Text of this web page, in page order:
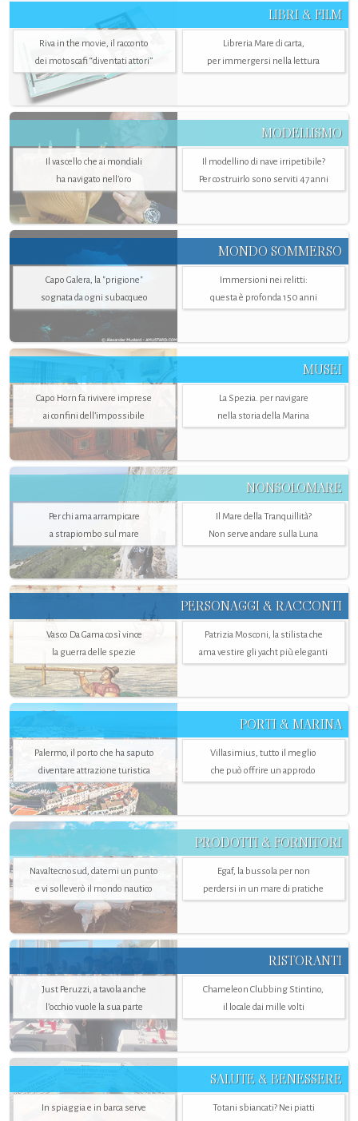
LIBRI & FILM
Riva in the movie, il racconto
dei motoscafi “diventati attori”
Libreria Mare di carta,
per immergersi nella lettura
MODELLISMO
Il vascello che ai mondiali
ha navigato nell’oro
Il modellino di nave irripetibile?
Per costruirlo sono serviti 47 anni
MONDO SOMMERSO
Capo Galera, la "prigione"
sognata da ogni subacqueo
Immersioni nei relitti:
questa è profonda 150 anni
MUSEI
Capo Horn fa rivivere imprese
ai confini dell’impossibile
La Spezia. per navigare
nella storia della Marina
NONSOLOMARE
Per chi ama arrampicare
a strapiombo sul mare
Il Mare della Tranquillità?
Non serve andare sulla Luna
PERSONAGGI & RACCONTI
Vasco Da Gama così vince
la guerra delle spezie
Patrizia Mosconi, la stilista che
ama vestire gli yacht più eleganti
PORTI & MARINA
Palermo, il porto che ha saputo
diventare attrazione turistica
Villasimius, tutto il meglio
che può offrire un approdo
PRODOTTI & FORNITORI
Navaltecnosud, datemi un punto
e vi solleverò il mondo nautico
Egaf, la bussola per non
perdersi in un mare di pratiche
RISTORANTI
Just Peruzzi, a tavola anche
l’occhio vuole la sua parte
Chameleon Clubbing Stintino,
il locale dai mille volti
SALUTE & BENESSERE
In spiaggia e in barca serve
Totani sbiancati? Nei piatti